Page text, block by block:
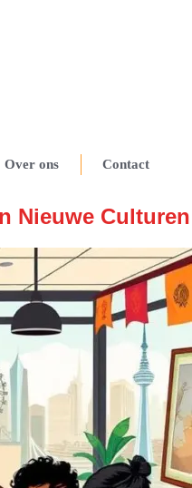
Over ons Contact
Nieuwe Culturen